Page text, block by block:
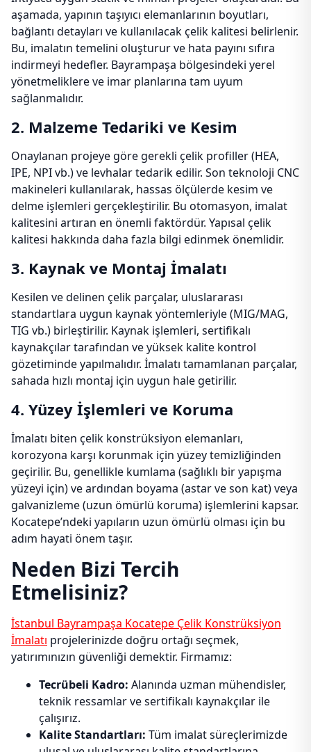
aşamada, yapının taşıyıcı elemanlarının boyutları,
bağlantı detayları ve kullanılacak çelik kalitesi belirlenir.
Bu, imalatın temelini oluşturur ve hata payını sıfıra
indirmeyi hedefler. Bayrampaşa bölgesindeki yerel
yönetmeliklere ve imar planlarına tam uyum
sağlanmalıdır.
2. Malzeme Tedariki ve Kesim
Onaylanan projeye göre gerekli çelik profiller (HEA,
IPE, NPI vb.) ve levhalar tedarik edilir. Son teknoloji CNC
makineleri kullanılarak, hassas ölçülerde kesim ve
delme işlemleri gerçekleştirilir. Bu otomasyon, imalat
kalitesini artıran en önemli faktördür. Yapısal çelik
kalitesi hakkında daha fazla bilgi edinmek önemlidir.
3. Kaynak ve Montaj İmalatı
Kesilen ve delinen çelik parçalar, uluslararası
standartlara uygun kaynak yöntemleriyle (MIG/MAG,
TIG vb.) birleştirilir. Kaynak işlemleri, sertifikalı
kaynakçılar tarafından ve yüksek kalite kontrol
gözetiminde yapılmalıdır. İmalatı tamamlanan parçalar,
sahada hızlı montaj için uygun hale getirilir.
4. Yüzey İşlemleri ve Koruma
İmalatı biten çelik konstrüksiyon elemanları,
korozyona karşı korunmak için yüzey temizliğinden
geçirilir. Bu, genellikle kumlama (sağlıklı bir yapışma
yüzeyi için) ve ardından boyama (astar ve son kat) veya
galvanizleme (uzun ömürlü koruma) işlemlerini kapsar.
Kocatepe’ndeki yapıların uzun ömürlü olması için bu
adım hayati önem taşır.
Neden Bizi Tercih
Etmelisiniz?
İstanbul Bayrampaşa Kocatepe Çelik Konstrüksiyon
İmalatı projelerinizde doğru ortağı seçmek,
yatırımınızın güvenliği demektir. Firmamız:
Tecrübeli Kadro: Alanında uzman mühendisler,
teknik ressamlar ve sertifikalı kaynakçılar ile
çalışırız.
Kalite Standartları: Tüm imalat süreçlerimizde